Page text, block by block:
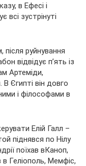
в Ефесі і
всі зустрінуті
після руйнування
відвідує п’ять із
Артеміди,
Єгипті він довго
і філософами в
Елій Галл –
піднявся по Нілу
поїхав вКаноп,
в Геліополь, Мемфіс,